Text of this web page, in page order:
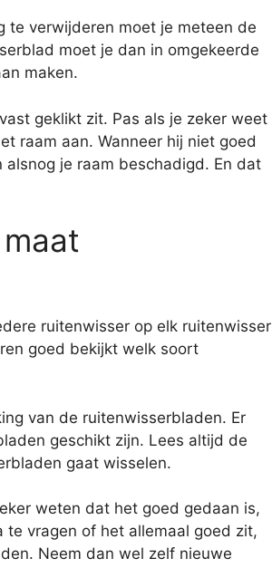
te verwijderen moet je meteen de
moet je dan in omgekeerde
maken.
geklikt zit. Pas als je zeker weet
raam aan. Wanneer hij niet goed
je raam beschadigd. En dat
ruitenwisser op elk ruitenwisser
goed bekijkt welk soort
van de ruitenwisserbladen. Er
geschikt zijn. Lees altijd de
gaat wisselen.
weten dat het goed gedaan is,
te vragen of het allemaal goed zit,
Neem dan wel zelf nieuwe